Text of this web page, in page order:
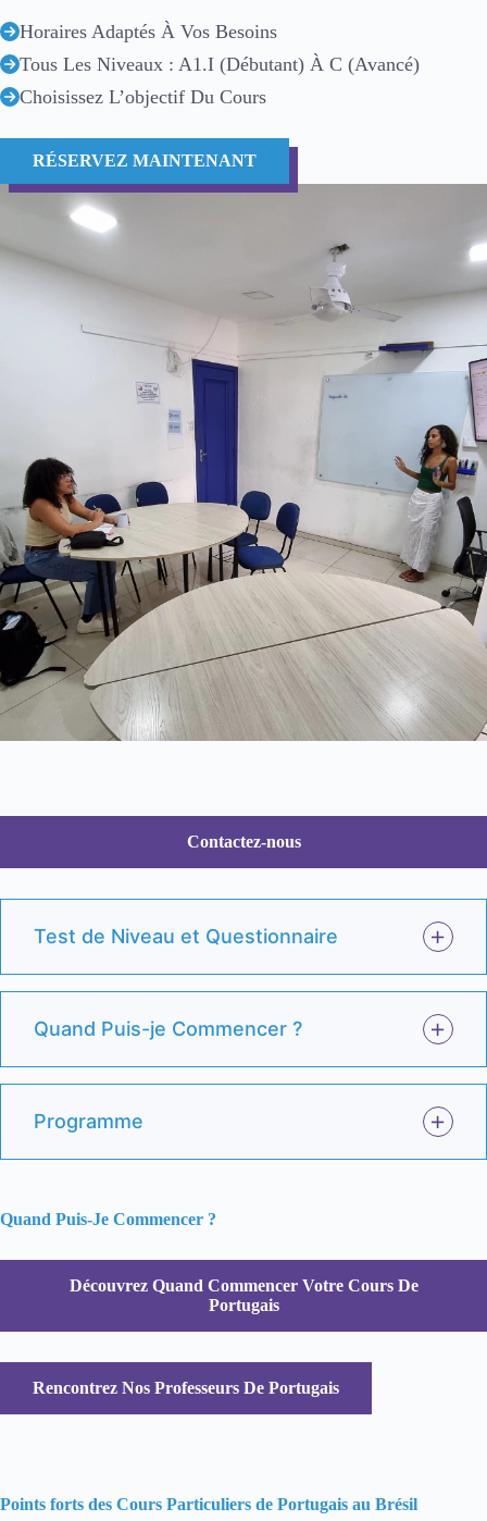
Horaires Adaptés À Vos Besoins
Tous Les Niveaux : A1.I (Débutant) À C (Avancé)
Choisissez L’objectif Du Cours
RÉSERVEZ MAINTENANT
Contactez-nous
Test de Niveau et Questionnaire
Quand Puis-je Commencer ?
Programme
Quand Puis-Je Commencer ?
Découvrez Quand Commencer Votre Cours De
Portugais
Rencontrez Nos Professeurs De Portugais
Points forts des Cours Particuliers de Portugais au Brésil